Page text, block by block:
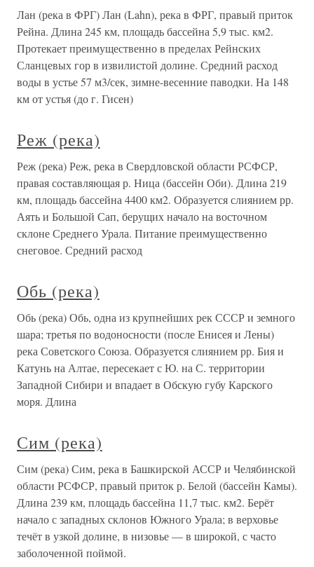
Лан (река в ФРГ) Лан (Lahn), река в ФРГ, правый приток
Рейна. Длина 245 км, площадь бассейна 5,9 тыс. км2.
Протекает преимущественно в пределах Рейнских
Сланцевых гор в извилистой долине. Средний расход
воды в устье 57 м3/сек, зимне-весенние паводки. На 148
км от устья (до г. Гисен)
Реж (река)
Реж (река) Реж, река в Свердловской области РСФСР,
правая составляющая р. Ница (бассейн Оби). Длина 219
км, площадь бассейна 4400 км2. Образуется слиянием рр.
Аять и Большой Сап, берущих начало на восточном
склоне Среднего Урала. Питание преимущественно
снеговое. Средний расход
Обь (река)
Обь (река) Обь, одна из крупнейших рек СССР и земного
шара; третья по водоносности (после Енисея и Лены)
река Советского Союза. Образуется слиянием рр. Бия и
Катунь на Алтае, пересекает с Ю. на С. территории
Западной Сибири и впадает в Обскую губу Карского
моря. Длина
Сим (река)
Сим (река) Сим, река в Башкирской АССР и Челябинской
области РСФСР, правый приток р. Белой (бассейн Камы).
Длина 239 км, площадь бассейна 11,7 тыс. км2. Берёт
начало с западных склонов Южного Урала; в верховье
течёт в узкой долине, в низовье — в широкой, с часто
заболоченной поймой.